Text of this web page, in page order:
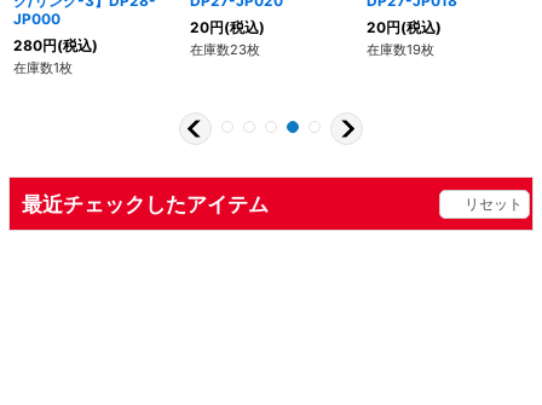
JP000
280円(税込)
在庫数1枚
20円(税込)
在庫数23枚
20円(税込)
在庫数19枚
最近チェックしたアイテム リセット